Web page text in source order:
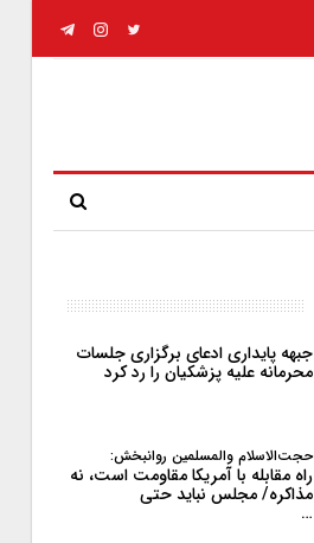
جبهه پایداری ادعای برگزاری جلسات
محرمانه علیه پزشکیان را رد کرد
حجت‌الاسلام والمسلمین روانبخش:
راه مقابله با آمریکا مقاومت است، نه
مذاکره/ مجلس نباید حتی
…